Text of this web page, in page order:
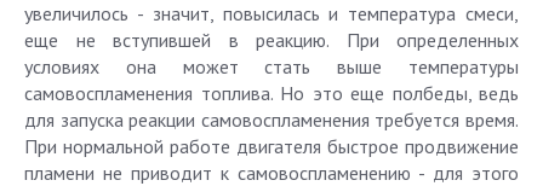
увеличилось - значит, повысилась и температура смеси,
еще не вступившей в реакцию. При определенных
условиях она может стать выше температуры
самовоспламенения топлива. Но это еще полбеды, ведь
для запуска реакции самовоспламенения требуется время.
При нормальной работе двигателя быстрое продвижение
пламени не приводит к самовоспламенению - для этого